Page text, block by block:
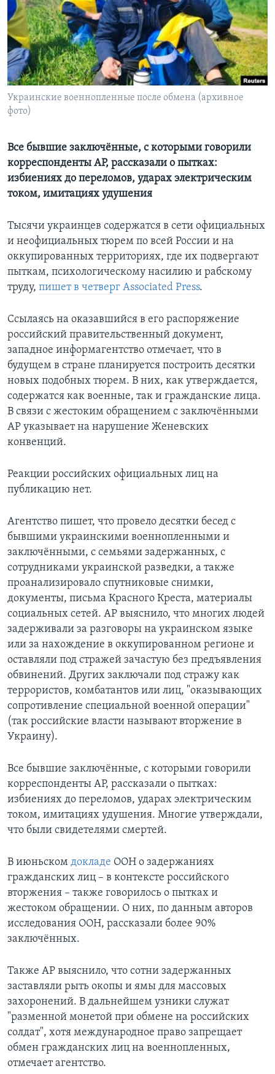
Learning English
СОЦИАЛЬНЫЕ СЕТИ
Языки
Украинские военнопленные после обмена (архивное
фото)
Все бывшие заключённые, с которыми говорили
корреспонденты AP, рассказали о пытках:
избиениях до переломов, ударах электрическим
током, имитациях удушения
Тысячи украинцев содержатся в сети официальных
и неофициальных тюрем по всей России и на
оккупированных территориях, где их подвергают
пыткам, психологическому насилию и рабскому
труду, пишет в четверг Associated Press.
Ссылаясь на оказавшийся в его распоряжение
российский правительственный документ,
западное информагентство отмечает, что в
будущем в стране планируется построить десятки
новых подобных тюрем. В них, как утверждается,
содержатся как военные, так и гражданские лица.
В связи с жестоким обращением с заключёнными
AP указывает на нарушение Женевских
конвенций.
Реакции российских официальных лиц на
публикацию нет.
Агентство пишет, что провело десятки бесед с
бывшими украинскими военнопленными и
заключёнными, с семьями задержанных, с
сотрудниками украинской разведки, а также
проанализировало спутниковые снимки,
документы, письма Красного Креста, материалы
социальных сетей. AP выяснило, что многих людей
задерживали за разговоры на украинском языке
или за нахождение в оккупированном регионе и
оставляли под стражей зачастую без предъявления
обвинений. Других заключали под стражу как
террористов, комбатантов или лиц, "оказывающих
сопротивление специальной военной операции"
(так российские власти называют вторжение в
Украину).
Все бывшие заключённые, с которыми говорили
корреспонденты AP, рассказали о пытках:
избиениях до переломов, ударах электрическим
током, имитациях удушения. Многие утверждали,
что были свидетелями смертей.
В июньском докладе ООН о задержаниях
гражданских лиц – в контексте российского
вторжения – также говорилось о пытках и
жестоком обращении. О них, по данным авторов
исследования ООН, рассказали более 90%
заключённых.
Также AP выяснило, что сотни задержанных
заставляли рыть окопы и ямы для массовых
захоронений. В дальнейшем узники служат
"разменной монетой при обмене на российских
солдат", хотя международное право запрещает
обмен гражданских лиц на военнопленных,
отмечает агентство.